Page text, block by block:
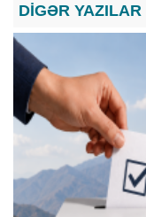
DİGƏR YAZILAR